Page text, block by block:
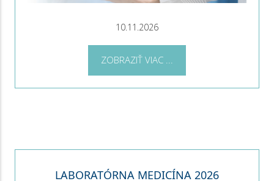
10.11.2026
ZOBRAZIŤ VIAC ...
LABORATÓRNA MEDICÍNA 2026